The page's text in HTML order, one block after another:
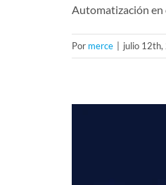
Automatización en
Por merce julio 12th,